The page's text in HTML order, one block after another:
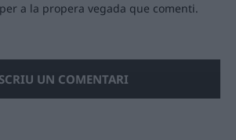
a la propera vegada que comenti.